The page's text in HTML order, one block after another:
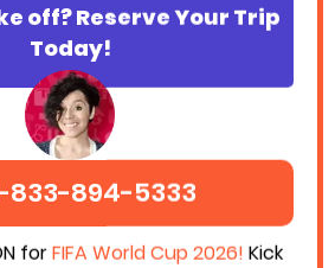
off? Reserve Your Trip
Today!
833-894-5333
forFIFA World Cup 2026! Kick